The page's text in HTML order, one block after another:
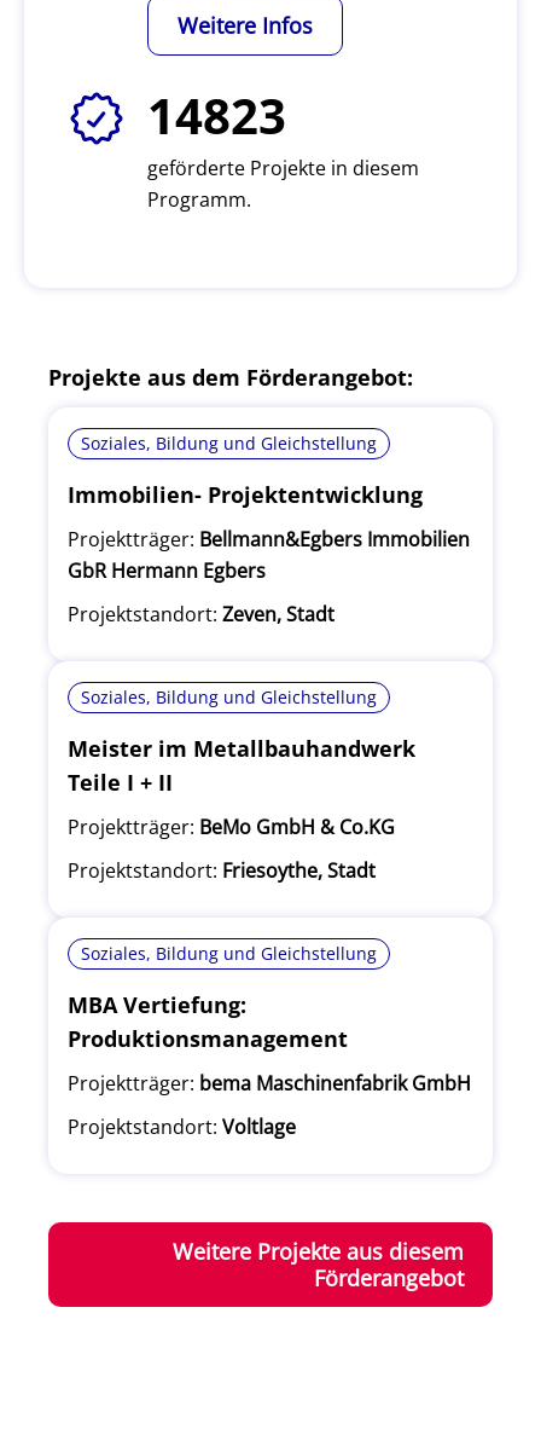
Weitere Infos
14823
geförderte Projekte in diesem
Programm.
Projekte aus dem Förderangebot:
Soziales, Bildung und Gleichstellung
Immobilien- Projektentwicklung
Projektträger: Bellmann&Egbers Immobilien
GbR Hermann Egbers
Projektstandort: Zeven, Stadt
Soziales, Bildung und Gleichstellung
Meister im Metallbauhandwerk
Teile I + II
Projektträger: BeMo GmbH & Co.KG
Projektstandort: Friesoythe, Stadt
Soziales, Bildung und Gleichstellung
MBA Vertiefung:
Produktionsmanagement
Projektträger: bema Maschinenfabrik GmbH
Projektstandort: Voltlage
Weitere Projekte aus diesem
Förderangebot